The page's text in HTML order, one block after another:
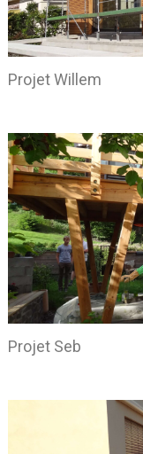
Projet Willem
Projet Seb